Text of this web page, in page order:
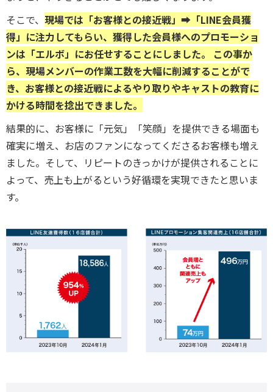
そこで、 現場では「お客様との接近戦」➡「LINE会員獲
得」に注力してもらい、獲得した会員様へのプロモーショ
ンは「エルボ」にお任せすることにしました。 この事か
ら、現場メンバーの作業工数を大幅に削減することがで
き、お客様との接近戦によるやり取りやキャストの教育に
かける時間を捻出できました。
結果的に、お客様に「元気」「笑顔」を提供できる場面も
確実に増え、お店のファンになってくださるお客様も増え
ました。そして、リピートのきっかけが提供されることに
よって、売上も上がるという好循環を実現できたと思いま
す。